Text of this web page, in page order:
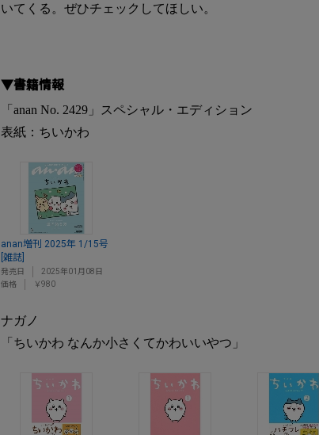
いてくる。ぜひチェックしてほしい。
▼書籍情報
「anan No. 2429」スペシャル・エディション
表紙：ちいかわ
anan増刊 2025年 1/15号
[雑誌]
発売日
2025年01月08日
価格
￥980
ナガノ
「ちいかわ なんか小さくてかわいいやつ」